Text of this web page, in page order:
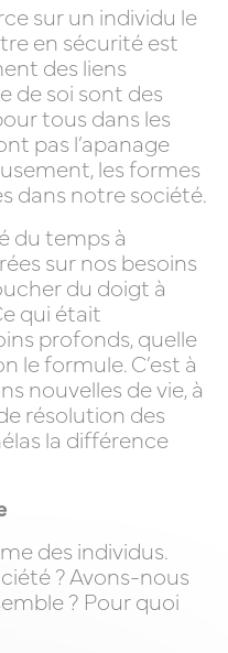
sur un individu le
en sécurité est
des liens
de soi sont des
tous dans les
pas l’apanage
les formes
dans notre société.
du temps à
sur nos besoins
du doigt à
qui était
profonds, quelle
le formule. C’est à
nouvelles de vie, à
résolution des
la différence
des individus.
? Avons-nous
? Pour quoi